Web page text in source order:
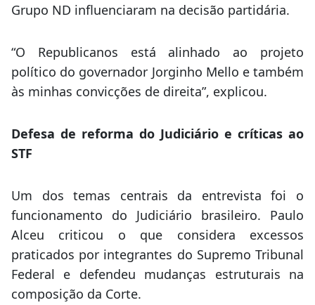
Grupo ND influenciaram na decisão partidária.
“O Republicanos está alinhado ao projeto
político do governador Jorginho Mello e também
às minhas convicções de direita”, explicou.
Defesa de reforma do Judiciário e críticas ao
STF
Um dos temas centrais da entrevista foi o
funcionamento do Judiciário brasileiro. Paulo
Alceu criticou o que considera excessos
praticados por integrantes do Supremo Tribunal
Federal e defendeu mudanças estruturais na
composição da Corte.